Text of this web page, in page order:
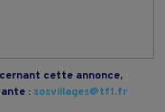
cette annonce,
: sosvillages@tf1.fr